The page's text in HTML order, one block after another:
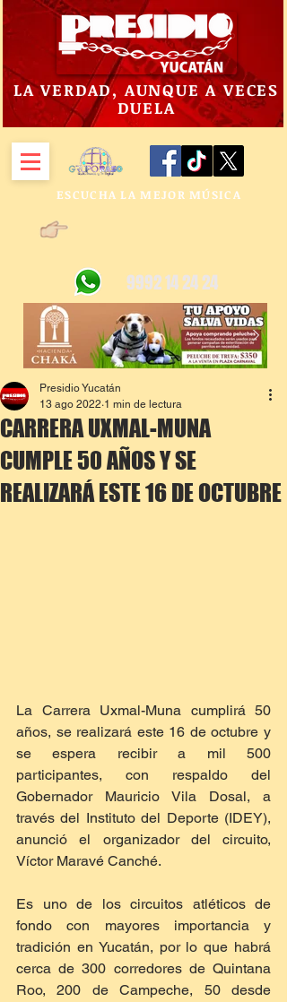
LA VERDAD, AUNQUE A VECES
DUELA
ESCUCHA LA MEJOR MÚSICA
9992 14 24 24
CARRERA UXMAL-MUNA
CUMPLE 50 AÑOS Y SE
REALIZARÁ ESTE 16 DE OCTUBRE
Presidio Yucatán
13 ago 2022 1 min de lectura
La Carrera Uxmal-Muna cumplirá 50
años, se realizará este 16 de octubre y
se espera recibir a mil 500
participantes, con respaldo del
Gobernador Mauricio Vila Dosal, a
través del Instituto del Deporte (IDEY),
anunció el organizador del circuito,
Víctor Maravé Canché.
Es uno de los circuitos atléticos de
fondo con mayores importancia y
tradición en Yucatán, por lo que habrá
cerca de 300 corredores de Quintana
Roo, 200 de Campeche, 50 desde